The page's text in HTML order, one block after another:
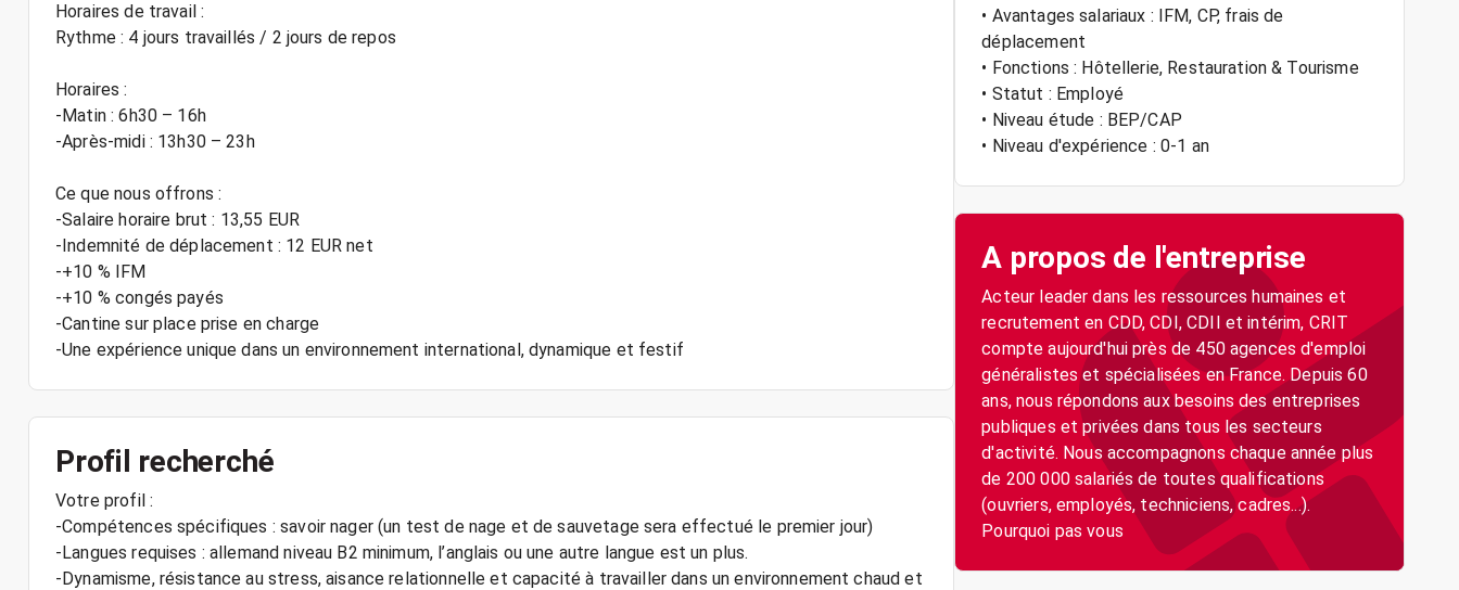
Horaires de travail :
Rythme : 4 jours travaillés / 2 jours de repos
Horaires :
-Matin : 6h30 – 16h
-Après-midi : 13h30 – 23h
Ce que nous offrons :
-Salaire horaire brut : 13,55 EUR
-Indemnité de déplacement : 12 EUR net
-+10 % IFM
-+10 % congés payés
-Cantine sur place prise en charge
-Une expérience unique dans un environnement international, dynamique et festif
Profil recherché
Votre profil :
-Compétences spécifiques : savoir nager (un test de nage et de sauvetage sera effectué le premier jour)
-Langues requises : allemand niveau B2 minimum, l’anglais ou une autre langue est un plus.
-Dynamisme, résistance au stress, aisance relationnelle et capacité à travailler dans un environnement chaud et
• Avantages salariaux : IFM, CP, frais de
déplacement
• Fonctions : Hôtellerie, Restauration & Tourisme
• Statut : Employé
• Niveau étude : BEP/CAP
• Niveau d'expérience : 0-1 an
A propos de l'entreprise
Acteur leader dans les ressources humaines et
recrutement en CDD, CDI, CDII et intérim, CRIT
compte aujourd'hui près de 450 agences d'emploi
généralistes et spécialisées en France. Depuis 60
ans, nous répondons aux besoins des entreprises
publiques et privées dans tous les secteurs
d'activité. Nous accompagnons chaque année plus
de 200 000 salariés de toutes qualifications
(ouvriers, employés, techniciens, cadres...).
Pourquoi pas vous